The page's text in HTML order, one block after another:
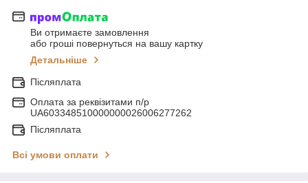
Ви отримаєте замовлення
або гроші повернуться на вашу картку
Детальніше
Післяплата
Оплата за реквізитами п/р
UA603348510000000026006277262
Післяплата
Всі умови оплати